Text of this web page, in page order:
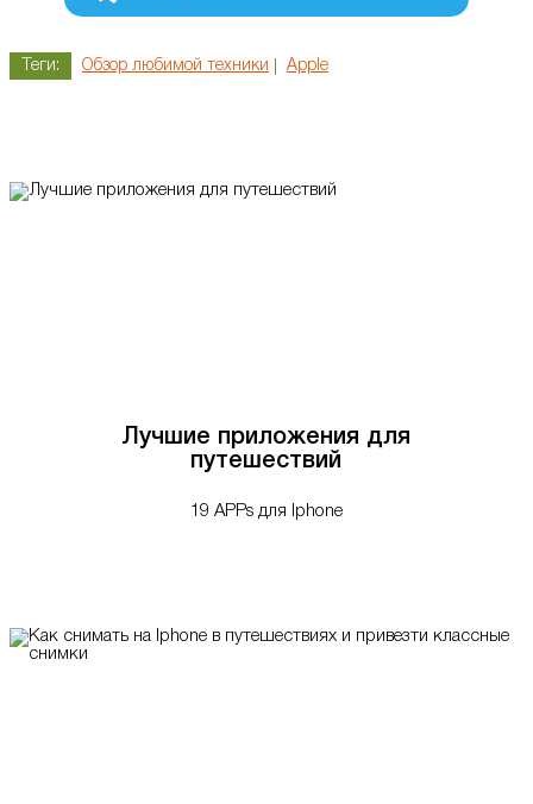
Теги: Обзор любимой техники Apple
Лучшие приложения для
путешествий
19 APPs для Iphone